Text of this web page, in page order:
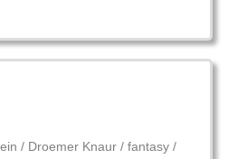
/ Droemer Knaur / fantasy /